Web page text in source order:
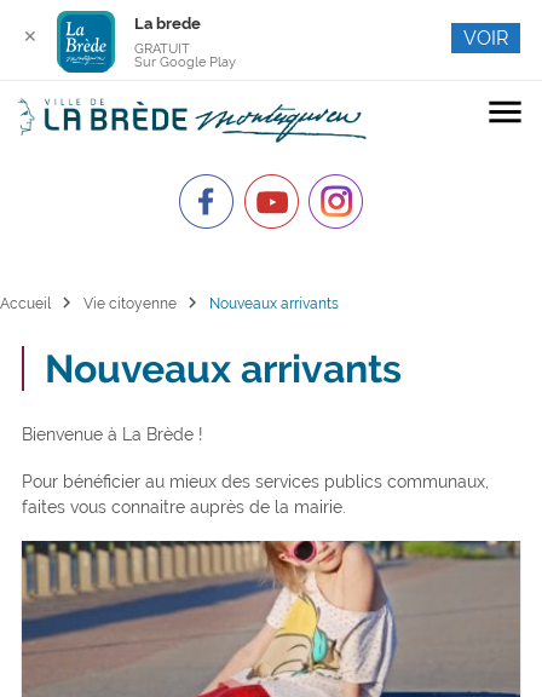
menu
Accueil chevron_right Vie citoyenne chevron_right Nouveaux arrivants
Nouveaux arrivants
Bienvenue à La Brède !
Pour bénéficier au mieux des services publics communaux,
faites vous connaitre auprès de la mairie.
✕
La brede
GRATUIT
Sur Google Play
VOIR